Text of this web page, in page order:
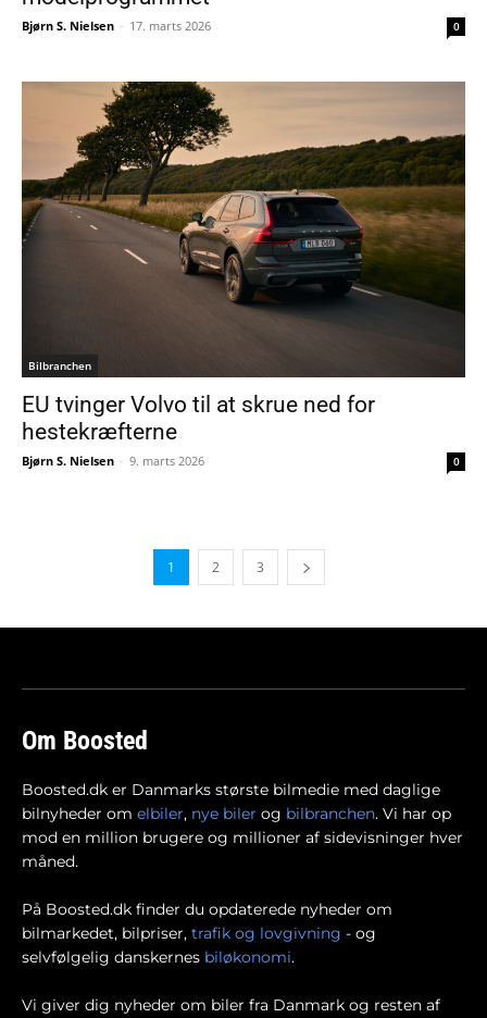
Bjørn S. Nielsen - 17. marts 2026 0
Bilbranchen
EU tvinger Volvo til at skrue ned for
hestekræfterne
Bjørn S. Nielsen - 9. marts 2026 0
1 2 3
Om Boosted
Boosted.dk er Danmarks største bilmedie med daglige
bilnyheder om elbiler, nye biler og bilbranchen. Vi har op
mod en million brugere og millioner af sidevisninger hver
måned.
På Boosted.dk finder du opdaterede nyheder om
bilmarkedet, bilpriser, trafik og lovgivning - og
selvfølgelig danskernes biløkonomi.
Vi giver dig nyheder om biler fra Danmark og resten af